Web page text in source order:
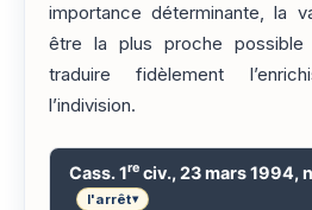
importance déterminante, la
être la plus proche
traduire fidèlement
l’indivision.
Cass. 1re civ., 23 mars 1994,
l'arrêt▾